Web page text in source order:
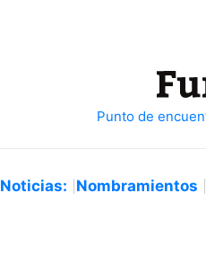
Noticias: Nombramientos